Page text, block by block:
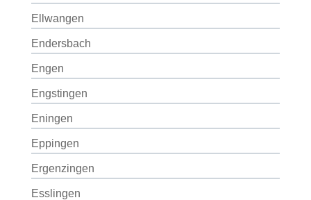
Ellwangen
Endersbach
Engen
Engstingen
Eningen
Eppingen
Ergenzingen
Esslingen